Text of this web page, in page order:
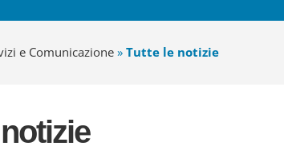
e Comunicazione» Tutte le notizie